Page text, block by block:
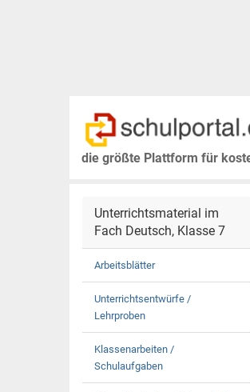
die größte Plattform für
Unterrichtsmaterial im
Fach Deutsch, Klasse 7
Arbeitsblätter
Unterrichtsentwürfe /
Lehrproben
Klassenarbeiten /
Schulaufgaben